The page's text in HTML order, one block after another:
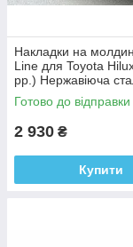
Накладки на
Line для Toyota
рр.) Нержавіюча
Готово до відправки
2 930 ₴
Купити